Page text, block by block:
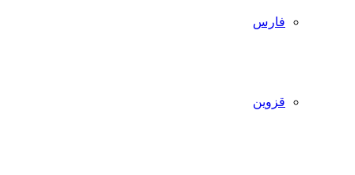
فارس
قزوین